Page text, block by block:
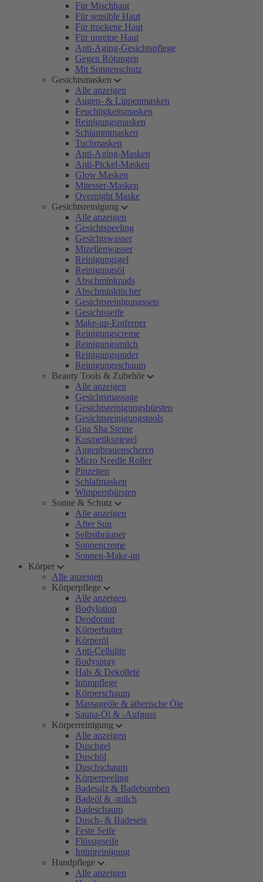
Für Mischhaut
Für sensible Haut
Für trockene Haut
Für unreine Haut
Anti-Aging-Gesichtspflege
Gegen Rötungen
Mit Sonnenschutz
Gesichtsmasken
Alle anzeigen
Augen- & Lippenmasken
Feuchtigkeitsmasken
Reinigungsmasken
Schlammmasken
Tuchmasken
Anti-Aging-Masken
Anti-Pickel-Masken
Glow Masken
Mitesser-Masken
Overnight Maske
Gesichtsreinigung
Alle anzeigen
Gesichtspeeling
Gesichtswasser
Mizellenwasser
Reinigungsgel
Reinigungsöl
Abschminkpads
Abschminktücher
Gesichtsreinigungssets
Gesichtsseife
Make-up-Entferner
Reinigungscreme
Reinigungsmilch
Reinigungspuder
Reinigungsschaum
Beauty Tools & Zubehör
Alle anzeigen
Gesichtsmassage
Gesichtsreinigungsbürsten
Gesichtsreinigungstools
Gua Sha Steine
Kosmetikspiegel
Augenbrauenscheren
Micro Needle Roller
Pinzetten
Schlafmasken
Wimpernbürsten
Sonne & Schutz
Alle anzeigen
After Sun
Selbstbräuner
Sonnencreme
Sonnen-Make-up
Körper
Alle anzeigen
Körperpflege
Alle anzeigen
Bodylotion
Deodorant
Körperbutter
Körperöl
Anti-Cellulite
Bodyspray
Hals & Dekolleté
Intimpflege
Körperschaum
Massageöle & ätherische Öle
Sauna-Öl & -Aufguss
Körperreinigung
Alle anzeigen
Duschgel
Duschöl
Duschschaum
Körperpeeling
Badesalz & Badebomben
Badeöl & -milch
Badeschaum
Dusch- & Badesets
Feste Seife
Flüssigseife
Intimreinigung
Handpflege
Alle anzeigen